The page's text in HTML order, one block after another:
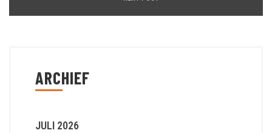
ARCHIEF
JULI 2026